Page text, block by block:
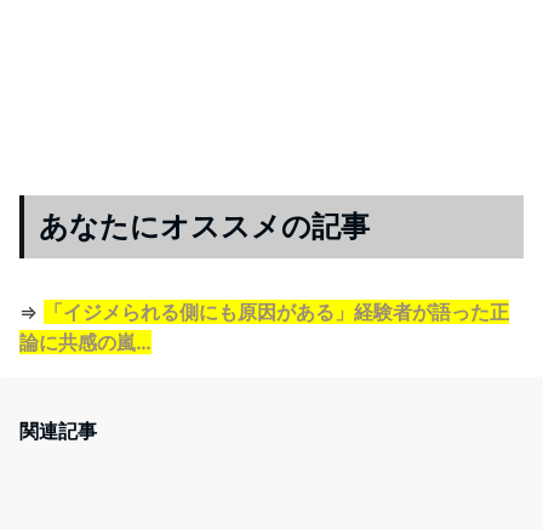
あなたにオススメの記事
⇒
「イジメられる側にも原因がある」経験者が語った正
論に共感の嵐…
関連記事